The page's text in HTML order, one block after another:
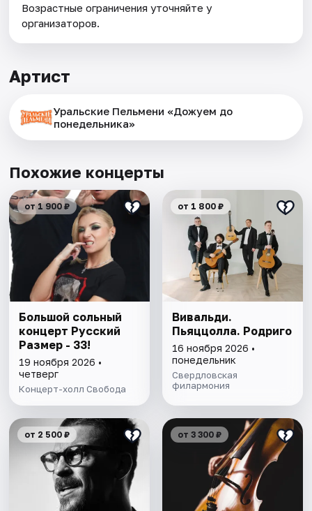
Возрастные ограничения уточняйте у
организаторов.
Артист
Уральские Пельмени «Дожуем до
понедельника»
Похожие концерты
от 1 900 ₽
Большой сольный
концерт Русский
Размер - 33!
19 ноября 2026 •
четверг
Концерт-холл Свобода
от 1 800 ₽
Вивальди.
Пьяццолла. Родриго
16 ноября 2026 •
понедельник
Свердловская
филармония
от 2 500 ₽ от 3 300 ₽